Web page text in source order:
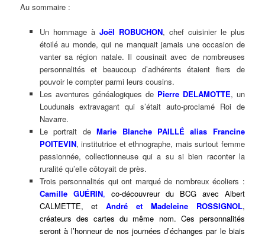
Au sommaire :
Un hommage à Joël ROBUCHON, chef cuisinier le plus
étoilé au monde, qui ne manquait jamais une occasion de
vanter sa région natale. Il cousinait avec de nombreuses
personnalités et beaucoup d’adhérents étaient fiers de
pouvoir le compter parmi leurs cousins.
Les aventures généalogiques de Pierre DELAMOTTE, un
Loudunais extravagant qui s’était auto-proclamé Roi de
Navarre.
Le portrait deMarie Blanche PAILLÉ alias Francine
POITEVIN, institutrice et ethnographe, mais surtout femme
passionnée, collectionneuse qui a su si bien raconter la
ruralité qu’elle côtoyait de près.
Trois personnalités qui ont marqué de nombreux écoliers :
Camille GUÉRIN, co-découvreur du BCG avec Albert
CALMETTE, etAndré et Madeleine ROSSIGNOL,
créateurs des cartes du même nom. Ces personnalités
seront à l’honneur de nos journées d’échanges par le biais